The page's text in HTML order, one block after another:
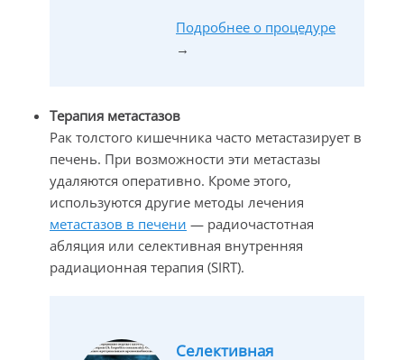
Подробнее о процедуре
→
Терапия метастазов
Рак толстого кишечника часто метастазирует в
печень. При возможности эти метастазы
удаляются оперативно. Кроме этого,
используются другие методы лечения
метастазов в печени — радиочастотная
абляция или селективная внутренняя
радиационная терапия (SIRT).
Селективная